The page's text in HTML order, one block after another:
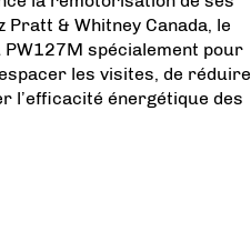
Pratt & Whitney Canada, le
PW127M spécialement pour
les visites, de réduire
l’efficacité énergétique des